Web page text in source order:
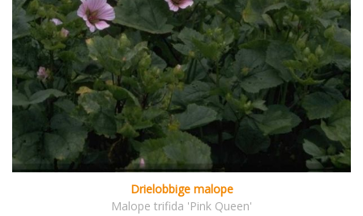
Drielobbige malope
Malope trifida 'Pink Queen'